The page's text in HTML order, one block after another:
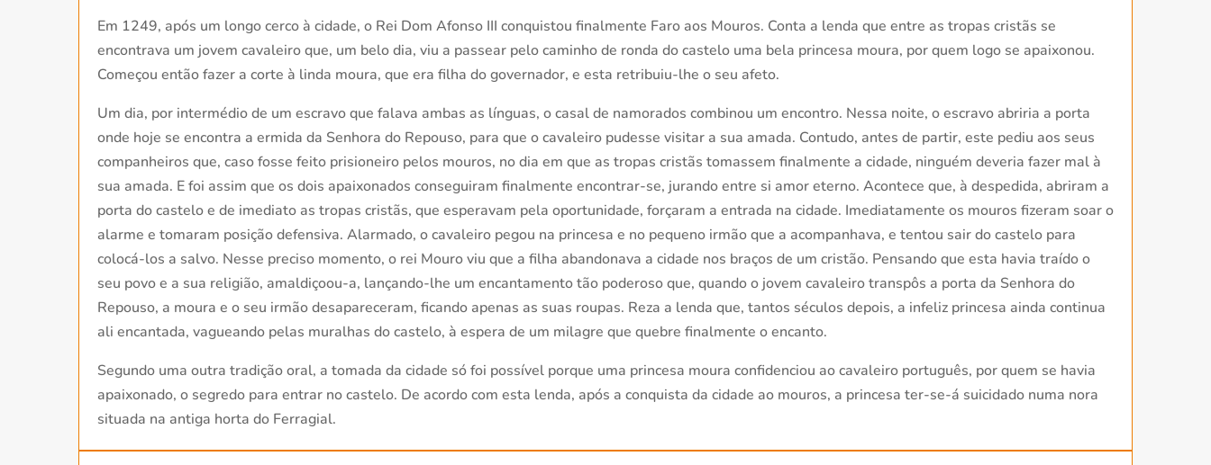
Em 1249, após um longo cerco à cidade, o Rei Dom Afonso III conquistou finalmente Faro aos Mouros. Conta a lenda que entre as tropas cristãs se
encontrava um jovem cavaleiro que, um belo dia, viu a passear pelo caminho de ronda do castelo uma bela princesa moura, por quem logo se apaixonou.
Começou então fazer a corte à linda moura, que era filha do governador, e esta retribuiu-lhe o seu afeto.
Um dia, por intermédio de um escravo que falava ambas as línguas, o casal de namorados combinou um encontro. Nessa noite, o escravo abriria a porta
onde hoje se encontra a ermida da Senhora do Repouso, para que o cavaleiro pudesse visitar a sua amada. Contudo, antes de partir, este pediu aos seus
companheiros que, caso fosse feito prisioneiro pelos mouros, no dia em que as tropas cristãs tomassem finalmente a cidade, ninguém deveria fazer mal à
sua amada. E foi assim que os dois apaixonados conseguiram finalmente encontrar-se, jurando entre si amor eterno. Acontece que, à despedida, abriram a
porta do castelo e de imediato as tropas cristãs, que esperavam pela oportunidade, forçaram a entrada na cidade. Imediatamente os mouros fizeram soar o
alarme e tomaram posição defensiva. Alarmado, o cavaleiro pegou na princesa e no pequeno irmão que a acompanhava, e tentou sair do castelo para
colocá-los a salvo. Nesse preciso momento, o rei Mouro viu que a filha abandonava a cidade nos braços de um cristão. Pensando que esta havia traído o
seu povo e a sua religião, amaldiçoou-a, lançando-lhe um encantamento tão poderoso que, quando o jovem cavaleiro transpôs a porta da Senhora do
Repouso, a moura e o seu irmão desapareceram, ficando apenas as suas roupas. Reza a lenda que, tantos séculos depois, a infeliz princesa ainda continua
ali encantada, vagueando pelas muralhas do castelo, à espera de um milagre que quebre finalmente o encanto.
Segundo uma outra tradição oral, a tomada da cidade só foi possível porque uma princesa moura confidenciou ao cavaleiro português, por quem se havia
apaixonado, o segredo para entrar no castelo. De acordo com esta lenda, após a conquista da cidade ao mouros, a princesa ter-se-á suicidado numa nora
situada na antiga horta do Ferragial.